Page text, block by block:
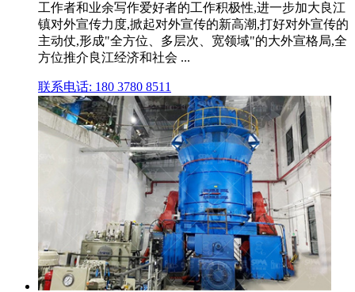
工作者和业余写作爱好者的工作积极性,进一步加大良江
镇对外宣传力度,掀起对外宣传的新高潮,打好对外宣传的
主动仗,形成"全方位、多层次、宽领域"的大外宣格局,全
方位推介良江经济和社会 ...
联系电话: 180 3780 8511